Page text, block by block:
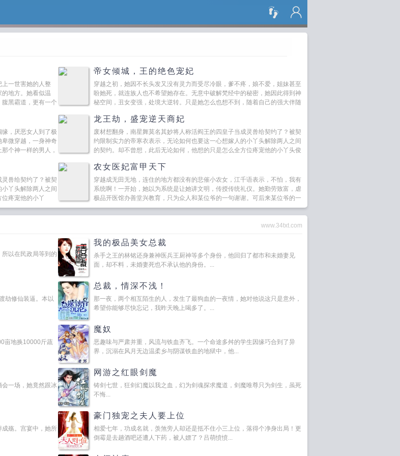
搜 索
一世害她的人整
地方。她看似温
黑霸道，更有一个
帝女倾城，王的绝色宠妃
穿越之初，她因不长头发又没有灵力而受尽冷眼，爹不疼，娘不爱，姐妹甚至
盼她死，就连族人也不希望她存在。无意中破解梵经中的秘密，她因此得到神
秘空间，丑女变强，处境大逆转。只是她怎么也想不到，随着自己的强大伴随
，厌恶女人到了极
微穿越，一身神奇
个神一样的男人，
龙王劫，盛宠逆天商妃
废材想翻身，南星舞莫名其妙将人称活阎王的四皇子当成灵兽给契约了？被契
约限制实力的帝寒衣表示，无论如何也要这一心想嫁人的小丫头解除两人之间
的契约。却不曾想，此后无论如何，他想的只是怎么全方位疼宠他的小丫头俊
兽给契约了？被契
丫头解除两人之间
疼宠他的小丫
农女医妃富甲天下
穿越成无田无地，连住的地方都没有的悲催小农女，江千语表示，不怕，我有
系统啊！一开始，她以为系统是让她讲文明，传授传统礼仪。她勤劳致富，虐
极品开医馆办善堂兴教育，只为众人和某位爷的一句谢谢。可后来某位爷的一
句对不起却让她...
www.34txt.com
以在民政局等到的
我的极品美女总裁
杀手之王的林铭还身兼神医兵王厨神等多个身份，他回归了都市和未婚妻见
面，却不料，未婚妻死也不承认他的身份。...
劫修仙装逼。本以
总裁，情深不浅！
那一夜，两个相互陌生的人，发生了最狗血的一夜情，她对他说这只是意外，
希望你能够尽快忘记，我昨天晚上喝多了。...
地换10000斤蔬
魔奴
恶趣味与严肃并重，风流与铁血齐飞。一个命途多舛的学生因缘巧合到了异
界，沉溺在风月无边温柔乡与阴谋铁血的地狱中，他...
一场，她竟然跟冰
网游之红眼剑魔
铸剑七世，狂剑幻魔以我之血，幻为剑魂探求魔道，剑魔唯尊只为剑生，虽死
不悔...
殇。宫宴中，她所
豪门独宠之夫人要上位
相爱七年，功成名就，羡煞旁人却还是抵不住小三上位，落得个净身出局！更
倒霉是去趟酒吧还遭人下药，被人嫖了？吕萌愤愤...